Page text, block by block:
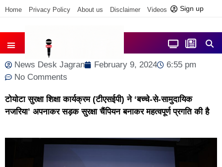
Home Privacy Policy About us Disclaimer Videos Contact us
Sign up
News Desk Jagran February 9, 2024
6:55 pm
No Comments
टोयोटा सुरक्षा शिक्षा कार्यक्रम (टीएसईपी) ने ‘बच्चे-से-सामुदायिक
नजरिया’ अपनाकर सड़क सुरक्षा चैंपियन बनाकर महत्वपूर्ण प्रगति की है